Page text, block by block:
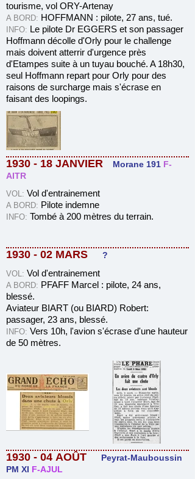
tourisme, vol ORY-Artenay
A BORD: HOFFMANN : pilote, 27 ans, tué.
INFO: Le pilote Dr EGGERS et son passager
Hoffmann décolle d'Orly pour le challenge
mais doivent atterrir d'urgence près
d'Etampes suite à un tuyau bouché. A 18h30,
seul Hoffmann repart pour Orly pour des
raisons de surcharge mais s'écrase en
faisant des loopings.
1930 - 18 JANVIER Morane 191 F-
AITR
VOL: Vol d'entrainement
A BORD: Pilote indemne
INFO: Tombé à 200 mètres du terrain.
1930 - 02 MARS ?
VOL: Vol d'entrainement
A BORD: PFAFF Marcel : pilote, 24 ans,
blessé.
Aviateur BIART (ou BIARD) Robert:
passager, 23 ans, blessé.
INFO: Vers 10h, l'avion s'écrase d'une hauteur
de 50 mètres.
1930 - 04 AOÛT
Peyrat-Mauboussin
PM XI F-AJUL